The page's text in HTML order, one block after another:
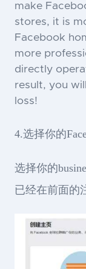
make
stores, it is
Facebook
more
directly
result, you
loss!
4.选择你的
选择你的
已经在前面的